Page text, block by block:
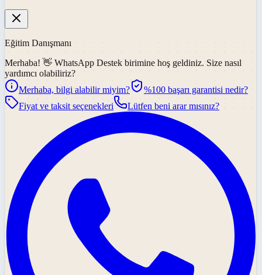
Eğitim Danışmanı
Merhaba! 👋 WhatsApp Destek birimine hoş geldiniz. Size nasıl
yardımcı olabiliriz?
Merhaba, bilgi alabilir miyim?
%100 başarı garantisi nedir?
Fiyat ve taksit seçenekleri
Lütfen beni arar mısınız?